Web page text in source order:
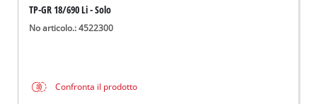
TP-GR 18/690 Li - Solo
No articolo.: 4522300
Confronta il prodotto